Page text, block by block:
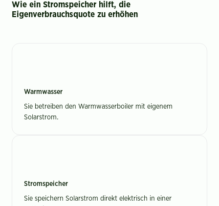
Wie ein Stromspeicher hilft, die
Eigenverbrauchsquote zu erhöhen
Warmwasser
Sie betreiben den Warmwasserboiler mit eigenem
Solarstrom.
Stromspeicher
Sie speichern Solarstrom direkt elektrisch in einer